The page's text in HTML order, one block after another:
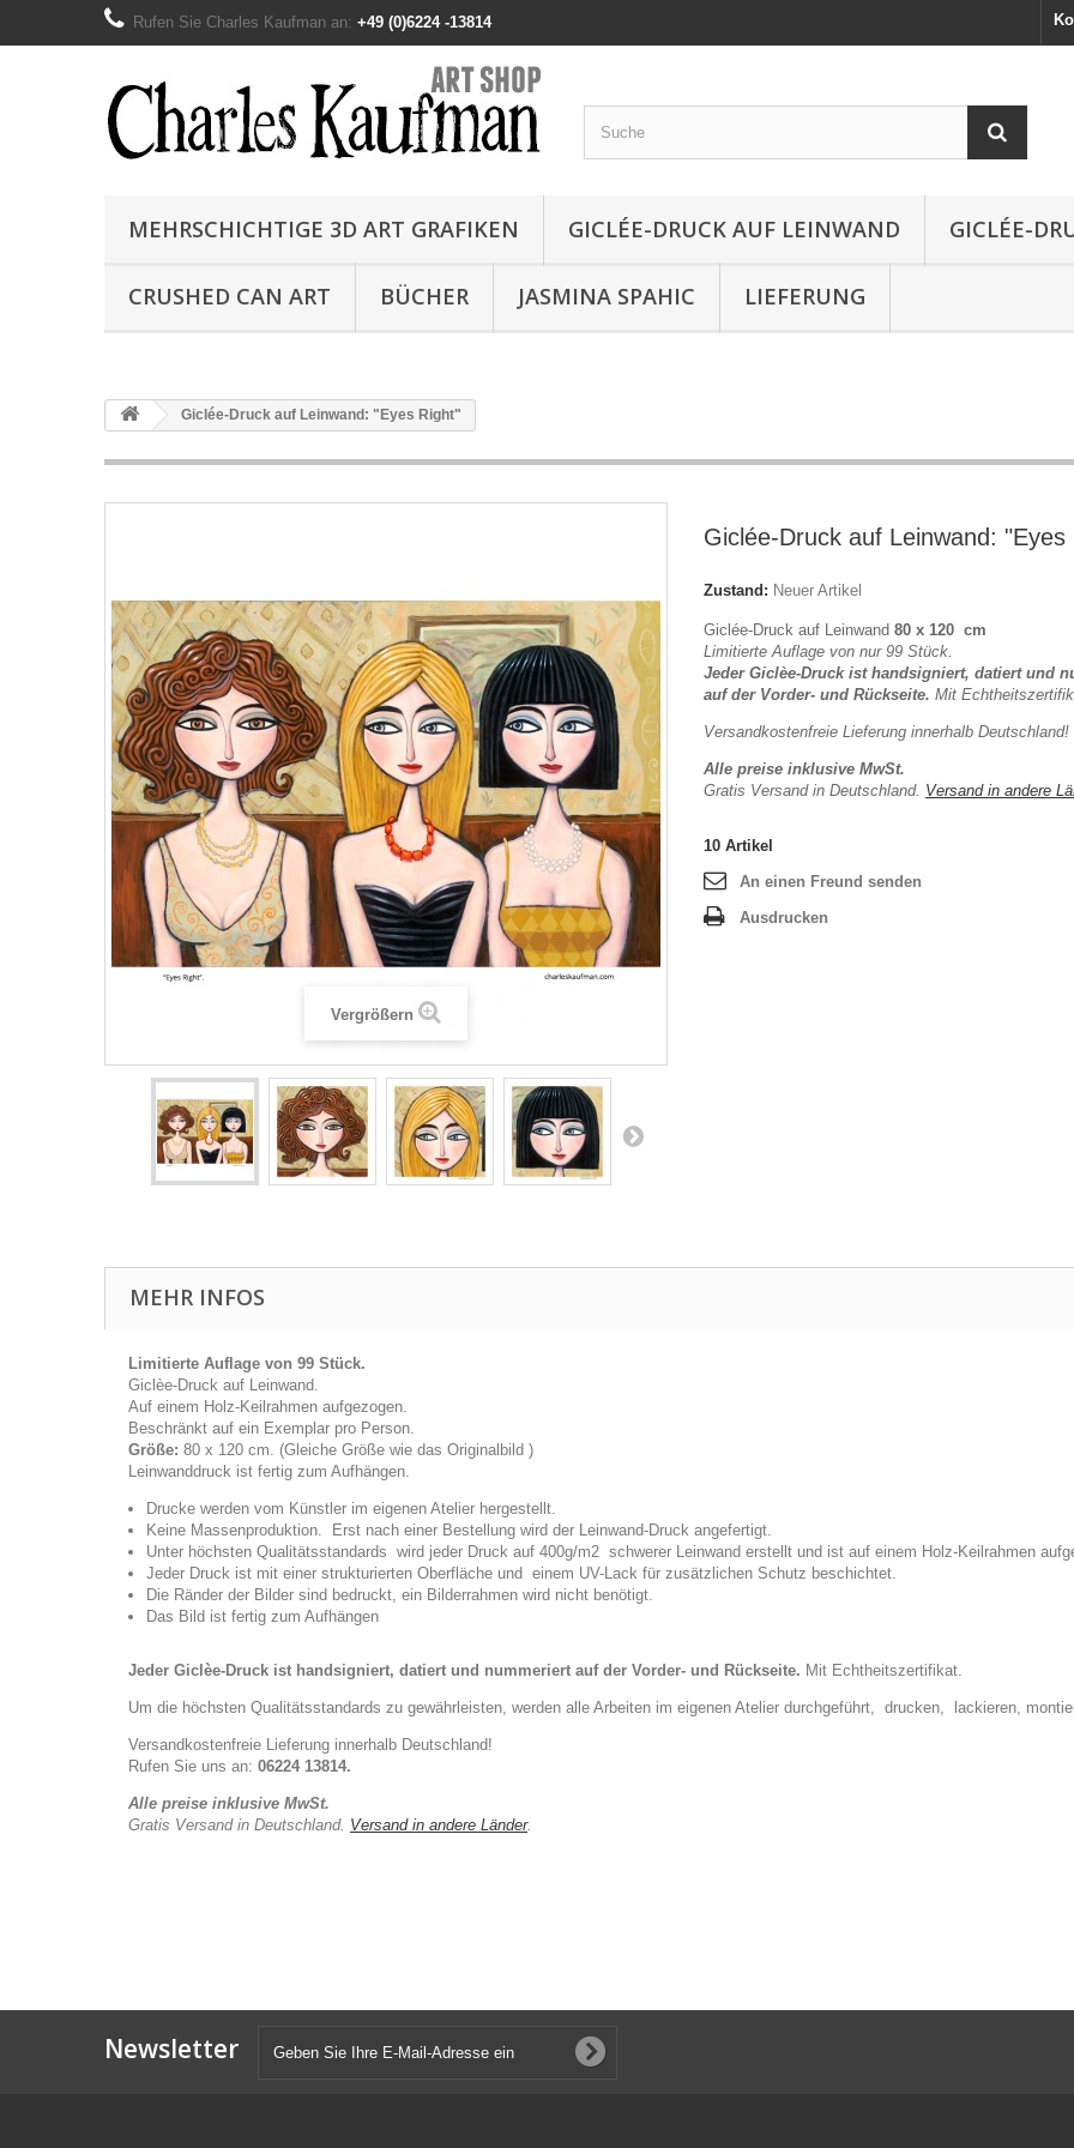
Rufen Sie Charles Kaufman an: +49 (0)6224 -13814
MEHRSCHICHTIGE 3D ART GRAFIKEN GICLÉE-DRUCK AUF LEINWAND GICLÉE-
CRUSHED CAN ART BÜCHER JASMINA SPAHIC LIEFERUNG
Giclée-Druck auf Leinwand: "Eyes Right"
Vergrößern
Giclée-Druck auf Leinwand: "Eyes
Zustand: Neuer Artikel
Giclée-Druck auf Leinwand 80 x 120 cm
Limitierte Auflage von nur 99 Stück.
Jeder Giclèe-Druck ist handsigniert, datiert und
auf der Vorder- und Rückseite. Mit
Versandkostenfreie Lieferung innerhalb Deutschland!
Alle preise inklusive MwSt.
Gratis Versand in Deutschland. Versand in andere
10 Artikel
An einen Freund senden
Ausdrucken
MEHR INFOS
Limitierte Auflage von 99 Stück.
Giclèe-Druck auf Leinwand.
Auf einem Holz-Keilrahmen aufgezogen.
Beschränkt auf ein Exemplar pro Person.
Größe: 80 x 120 cm. (Gleiche Größe wie das Originalbild )
Leinwanddruck ist fertig zum Aufhängen.
Drucke werden vom Künstler im eigenen Atelier hergestellt.
Keine Massenproduktion. Erst nach einer Bestellung wird der Leinwand-Druck angefertigt.
Unter höchsten Qualitätsstandards wird jeder Druck auf 400g/m2 schwerer Leinwand erstellt und ist auf einem Holz-Keilrahmen
Jeder Druck ist mit einer strukturierten Oberfläche und einem UV-Lack für zusätzlichen Schutz beschichtet.
Die Ränder der Bilder sind bedruckt, ein Bilderrahmen wird nicht benötigt.
Das Bild ist fertig zum Aufhängen
Jeder Giclèe-Druck ist handsigniert, datiert und nummeriert auf der Vorder- und Rückseite. Mit Echtheitszertifikat.
Um die höchsten Qualitätsstandards zu gewährleisten, werden alle Arbeiten im eigenen Atelier durchgeführt, drucken, lackieren,
Versandkostenfreie Lieferung innerhalb Deutschland!
Rufen Sie uns an: 06224 13814.
Alle preise inklusive MwSt.
Gratis Versand in Deutschland. Versand in andere Länder.
Newsletter